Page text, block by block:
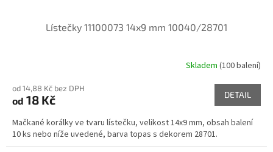
Lístečky 11100073 14x9 mm 10040/28701
Skladem (100 balení)
od 14,88 Kč bez DPH
od 18 Kč DETAIL
Mačkané korálky ve tvaru lístečku, velikost 14x9 mm, obsah balení
10 ks nebo níže uvedené, barva topas s dekorem 28701.